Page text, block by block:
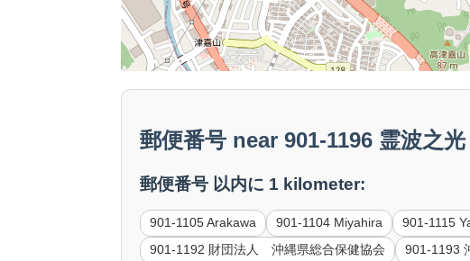
郵便番号 near 901-1196 霊波之
郵便番号 以内に 1 kilometer:
901-1105 Arakawa 901-1104 Miyahira 901-1115
901-1192 財団法人 沖縄県総合保健協会
901-1193